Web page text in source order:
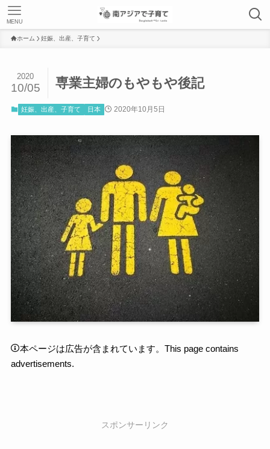
MENU
ホーム 妊娠、出産、子育て
専業主婦のもやもや後記
2020
10/05
妊娠、出産、子育て 日本 2020年10月5日
本ページは広告が含まれています。This page contains
advertisements.
スポンサーリンク